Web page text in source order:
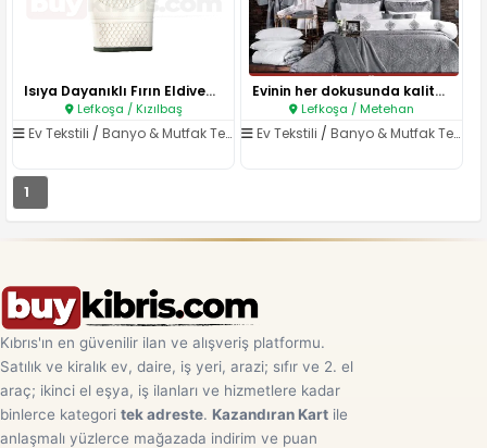
Isıya Dayanıklı Fırın Eldiveni..
Lefkoşa / Kızılbaş
Ev Tekstili / Banyo & Mutfak Tekstili
Evinin her dokusunda kalite, h..
Lefkoşa / Metehan
Ev Tekstili /Banyo & Mutfak Tekstili
1
Kıbrıs'ın en güvenilir ilan ve alışveriş platformu.
Satılık ve kiralık ev, daire, iş yeri, arazi; sıfır ve 2. el
araç; ikinci el eşya, iş ilanları ve hizmetlere kadar
binlerce kategori tek adreste. Kazandıran Kart ile
anlaşmalı yüzlerce mağazada indirim ve puan